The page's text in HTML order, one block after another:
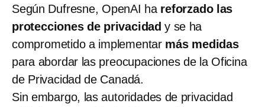
Según Dufresne, OpenAI ha reforzado las
protecciones de privacidad y se ha
comprometido a implementar más medidas
para abordar las preocupaciones de la Oficina
de Privacidad de Canadá.
Sin embargo, las autoridades de privacidad